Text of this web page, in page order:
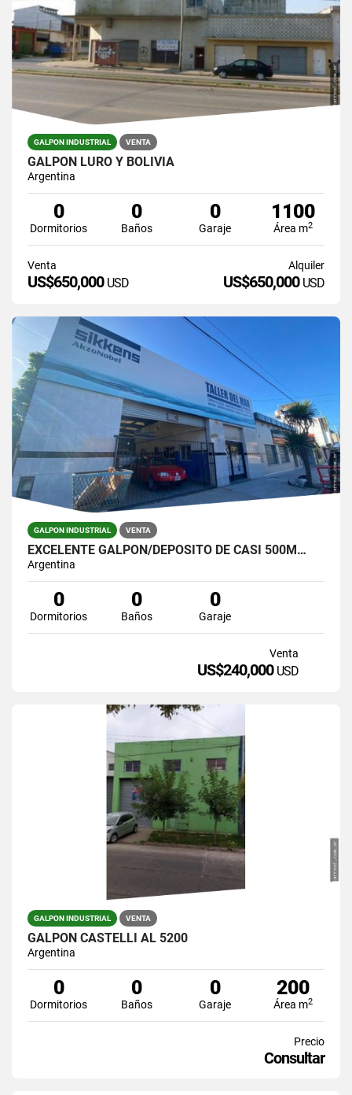
GALPON INDUSTRIAL VENTA
GALPON LURO Y BOLIVIA
Argentina
0
Dormitorios
0
Baños
0
Garaje
1100
Área m2
Venta
US$650,000 USD
Alquiler
US$650,000 USD
GALPON INDUSTRIAL VENTA
EXCELENTE GALPÓN/DEPÓSITO DE CASI 500M…
Argentina
0
Dormitorios
0
Baños
0
Garaje
Venta
US$240,000 USD
GALPON INDUSTRIAL VENTA
GALPON CASTELLI AL 5200
Argentina
0
Dormitorios
0
Baños
0
Garaje
200
Área m2
Precio
Consultar